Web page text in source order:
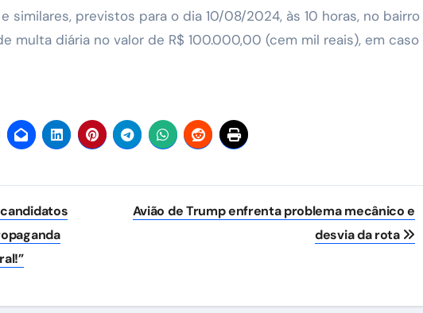
similares, previstos para o dia 10/08/2024, às 10 horas, no bairro
multa diária no valor de R$ 100.000,00 (cem mil reais), em caso
Avião de Trump enfrenta problema mecânico e
desvia da rota